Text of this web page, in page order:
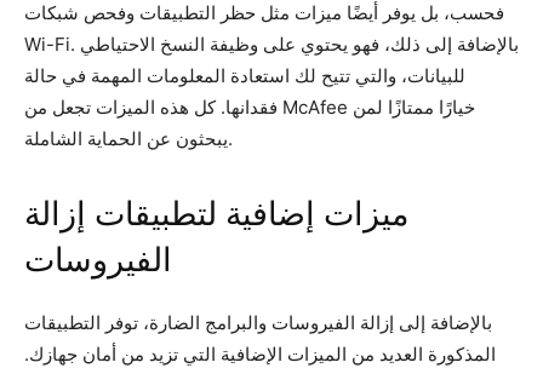
فحسب، بل يوفر أيضًا ميزات مثل حظر التطبيقات وفحص شبكات
Wi-Fi. بالإضافة إلى ذلك، فهو يحتوي على وظيفة النسخ الاحتياطي
للبيانات، والتي تتيح لك استعادة المعلومات المهمة في حالة
فقدانها. كل هذه الميزات تجعل من McAfee خيارًا ممتازًا لمن
يبحثون عن الحماية الشاملة.
ميزات إضافية لتطبيقات إزالة
الفيروسات
بالإضافة إلى إزالة الفيروسات والبرامج الضارة، توفر التطبيقات
المذكورة العديد من الميزات الإضافية التي تزيد من أمان جهازك.